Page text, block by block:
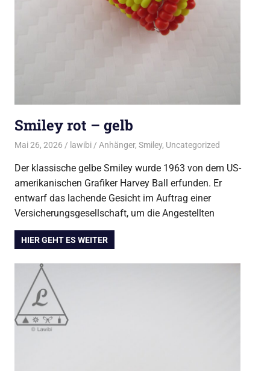
Smiley rot – gelb
Mai 26, 2026 lawibi Anhänger, Smiley, Uncategorized
Der klassische gelbe Smiley wurde 1963 von dem US-
amerikanischen Grafiker Harvey Ball erfunden. Er
entwarf das lachende Gesicht im Auftrag einer
Versicherungsgesellschaft, um die Angestellten
HIER GEHT ES WEITER